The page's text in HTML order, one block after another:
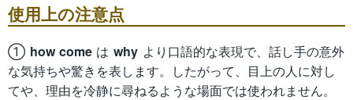
使用上の注意点
① how come は why より口語的な表現で、話し手の意外
な気持ちや驚きを表します。したがって、目上の人に対し
てや、理由を冷静に尋ねるような場面では使われません。